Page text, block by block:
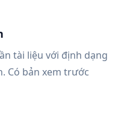
tài liệu với định dạng
Có bản xem trước